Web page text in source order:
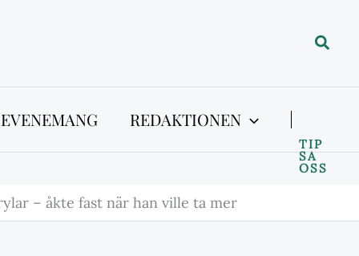
Sök
REDAKTIONEN
TIP
SA
OSS
– åkte fast när han ville ta mer